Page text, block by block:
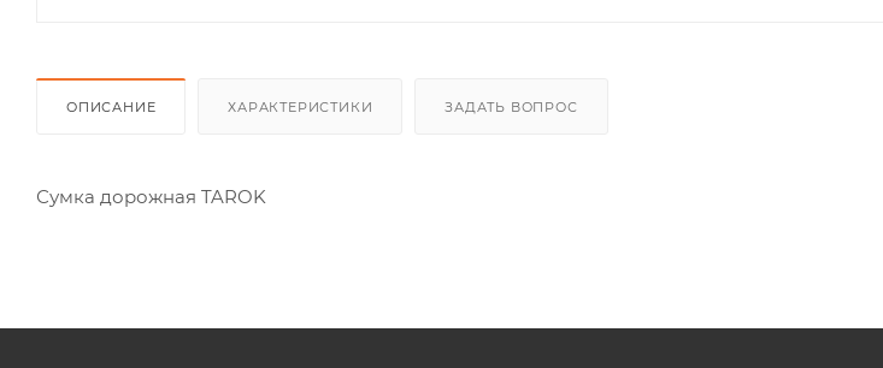
ОПИСАНИЕ ХАРАКТЕРИСТИКИ ЗАДАТЬ ВОПРОС
Сумка дорожная TAROK